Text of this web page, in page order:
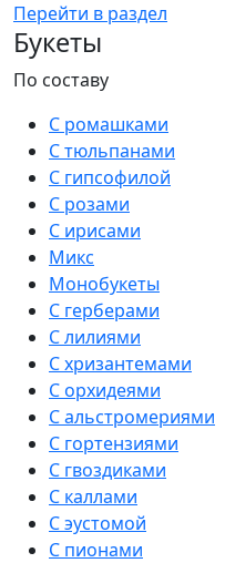
Перейти в раздел
Букеты
По составу
С ромашками
С тюльпанами
С гипсофилой
С розами
С ирисами
Микс
Монобукеты
С герберами
С лилиями
С хризантемами
С орхидеями
С альстромериями
С гортензиями
С гвоздиками
С каллами
С эустомой
С пионами